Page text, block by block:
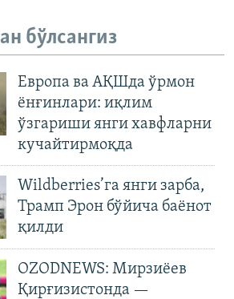
бўлсангиз
Европа ва АҚШда ўрмон
ёнғинлари: иқлим
ўзгариши янги хавфларни
кучайтирмоқда
Wildberries’га янги зарба,
Трамп Эрон бўйича баёнот
қилди
OZODNEWS: Мирзиёев
Қирғизистонда —